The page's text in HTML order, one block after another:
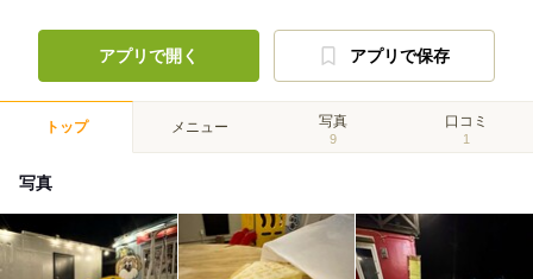
アプリで開く アプリで保存
トップ メニュー 写真
9
口コミ
1
写真